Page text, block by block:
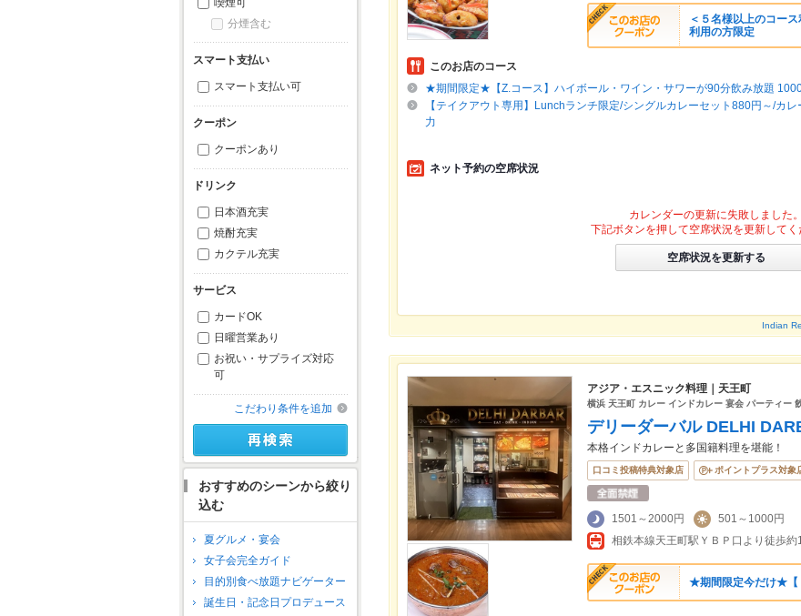
喫煙可
分煙含む
スマート支払い
スマート支払い可
クーポン
クーポンあり
ドリンク
日本酒充実
焼酎充実
カクテル充実
サービス
カードOK
日曜営業あり
お祝い・サプライズ対応
可
こだわり条件を追加
おすすめのシーンから絞り
込む
夏グルメ・宴会
女子会完全ガイド
目的別食べ放題ナビゲーター
誕生日・記念日プロデュース
＜５名様以上のコー
利用の方限定
このお店のコース
★期間限定★【Z.コース】ハイボール・ワイン・サワーが90分飲み放題
【テイクアウト専用】Lunchランチ限定/シングルカレーセット880円～/カ
力
ネット予約の空席状況
カレンダーの更新に失敗しました。
下記ボタンを押して空席状況を更新してく
空席状況を更新する
Indian
アジア・エスニック料理｜天王町
横浜 天王町 カレー インドカレー 宴会 パーティー
デリーダーバル DELHI
本格インドカレーと多国籍料理を堪能！
口コミ投稿特典対象店 ポイントプラス対象
1501～2000円
501～1000円
★期間限定今だけ★【